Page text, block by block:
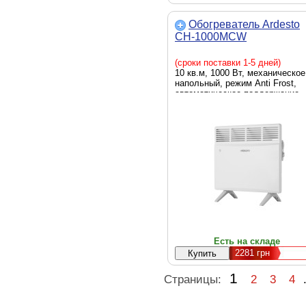
Обогреватель Ardesto
CH-1000MCW
(сроки поставки 1-5 дней)
10 кв.м, 1000 Вт,
напольный, режим Anti Frost,
автоматическое поддержание
Есть на складе
2281 грн
Страницы: 1 2 3 4